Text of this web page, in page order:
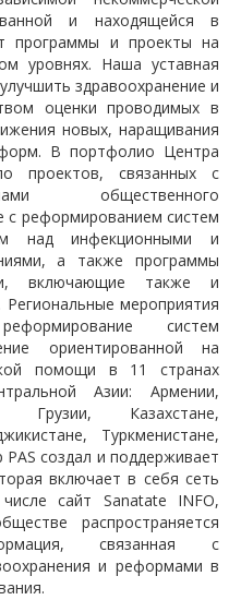
и находящейся в
программы и проекты на
уровнях. Наша уставная
здравоохранение и
оценки проводимых в
новых, наращивания
В портфолио Центра
проектов, связанных с
общественного
с реформированием систем
над инфекционными и
а также программы
включающие также и
мероприятия
систем
ориентированной на
помощи в 11 странах
Азии: Армении,
Грузии, Казахстане,
Туркменистане,
создал и поддерживает
включает в себя сеть
сайт Sanatate INFO,
распространяется
связанная с
и реформами в